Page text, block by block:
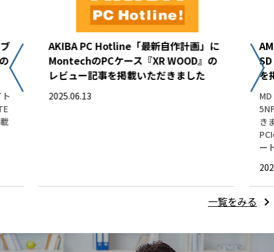
AKIBA PC Hotline「最新自作計画」に
MontechのPCケース『XR WOOD』の
レビュー記事を掲載いただきました
2025.06.13
を
き
ー
一覧をみる